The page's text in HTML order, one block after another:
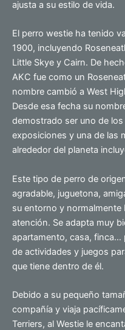
ajusta a su estilo de vida.
El perro westie ha tenido
1900, incluyendo
Little Skye y Cairn. De
AKC fue como un
nombre cambió a West
Desde esa fecha su
demostrado ser uno de
exposiciones y una de las
alrededor del planeta
Este tipo de perro de
agradable, juguetona,
su entorno y normalmente
atención. Se adapta muy
apartamento, casa, finca…
de actividades y juegos
que tiene dentro de él.
Debido a su pequeño
compañía y viaja
Terriers, al Westie le